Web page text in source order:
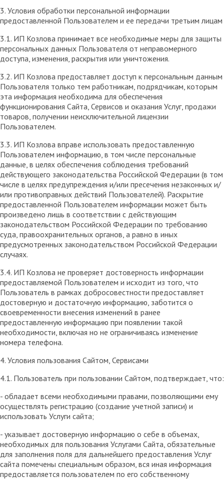
3. Условия обработки персональной информации
предоставленной Пользователем и ее передачи третьим лицам
3.1. ИП Козлова принимает все необходимые меры для защиты
персональных данных Пользователя от неправомерного
доступа, изменения, раскрытия или уничтожения.
3.2. ИП Козлова предоставляет доступ к персональным данным
Пользователя только тем работникам, подрядчикам, которым
эта информация необходима для обеспечения
функционирования Сайта, Сервисов и оказания Услуг, продажи
товаров, получении неисключительной лицензии
Пользователем.
3.3. ИП Козлова вправе использовать предоставленную
Пользователем информацию, в том числе персональные
данные, в целях обеспечения соблюдения требований
действующего законодательства Российской Федерации (в том
числе в целях предупреждения и/или пресечения незаконных и/
или противоправных действий Пользователей). Раскрытие
предоставленной Пользователем информации может быть
произведено лишь в соответствии с действующим
законодательством Российской Федерации по требованию
суда, правоохранительных органов, а равно в иных
предусмотренных законодательством Российской Федерации
случаях.
3.4. ИП Козлова не проверяет достоверность информации
предоставляемой Пользователем и исходит из того, что
Пользователь в рамках добросовестности предоставляет
достоверную и достаточную информацию, заботится о
своевременности внесения изменений в ранее
предоставленную информацию при появлении такой
необходимости, включая но не ограничиваясь изменение
номера телефона.
4. Условия пользования Сайтом, Сервисами
4.1. Пользователь при пользовании Сайтом, подтверждает, что:
- обладает всеми необходимыми правами, позволяющими ему
осуществлять регистрацию (создание учетной записи) и
использовать Услуги сайта;
- указывает достоверную информацию о себе в объемах,
необходимых для пользования Услугами Сайта, обязательные
для заполнения поля для дальнейшего предоставления Услуг
сайта помечены специальным образом, вся иная информация
предоставляется пользователем по его собственному